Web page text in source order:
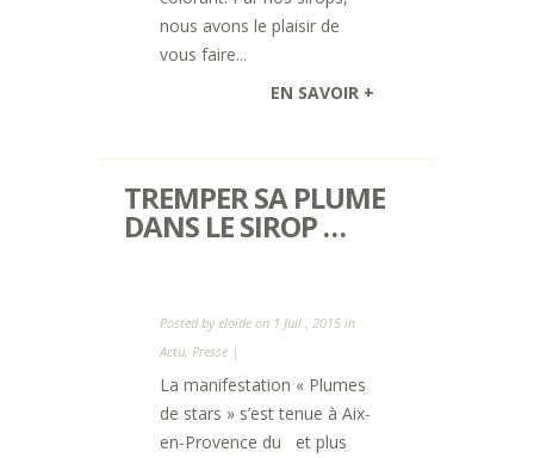
nous avons le plaisir de
vous faire...
EN SAVOIR +
TREMPER SA PLUME
DANS LE SIROP …
Posted byeloide on 1 Juil , 2015 in
Actu, Presse |
La manifestation « Plumes
de stars » s’est tenue à Aix-
en-Provence du et plus